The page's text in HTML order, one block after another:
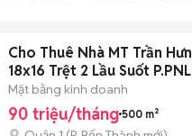
Cho Thuê Nhà MT Trần
18x16 Trệt 2 Lầu Suốt
Mặt bằng kinh doanh
90 triệu/tháng 500 m²